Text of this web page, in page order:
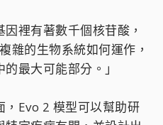
裡有著數千個核苷酸，
雜的生物系統如何運作，
最大可能部分。」
Evo 2 模型可以幫助研